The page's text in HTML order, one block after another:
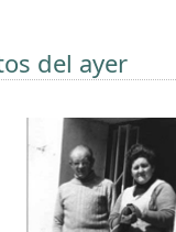
del ayer